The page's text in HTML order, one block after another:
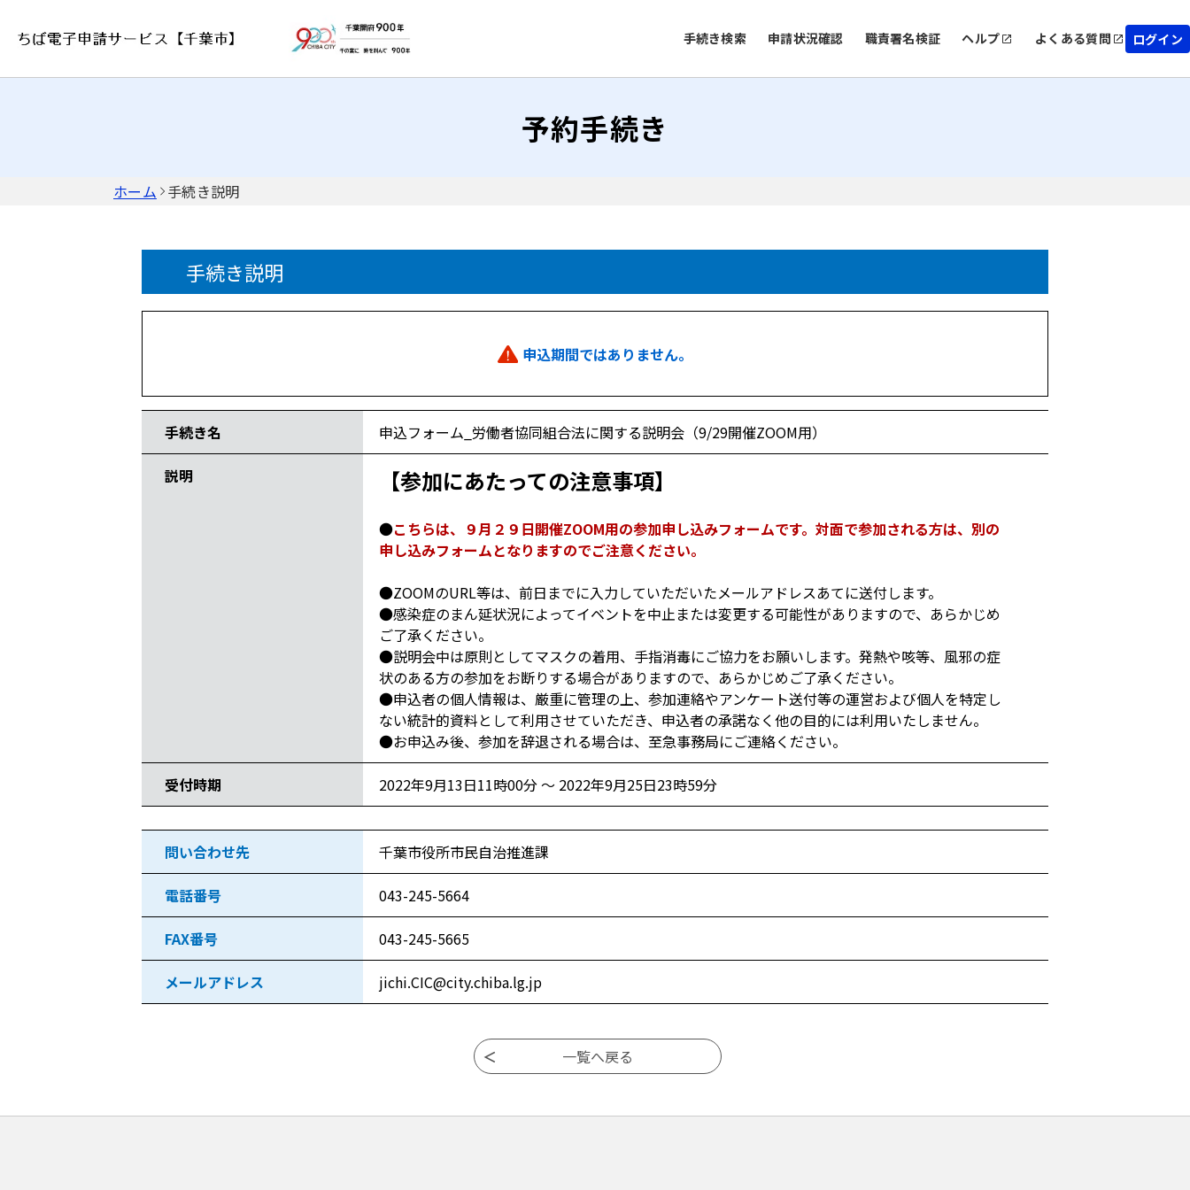
手続き検索 申請状況確認 職責署名検証 ヘルプ よくある質問 ログイン
予約手続き
ホーム 手続き説明
手続き説明
申込期間ではありません。
手続き名 申込フォーム_労働者協同組合法に関する説明会（9/29開催ZOOM用）
説明 【参加にあたっての注意事項】
●こちらは、９月２９日開催ZOOM用の参加申し込みフォームです。対面で参加される方は、別の
申し込みフォームとなりますのでご注意ください。
●ZOOMのURL等は、前日までに入力していただいたメールアドレスあてに送付します。
●感染症のまん延状況によってイベントを中止または変更する可能性がありますので、あらかじめ
ご了承ください。
●説明会中は原則としてマスクの着用、手指消毒にご協力をお願いします。発熱や咳等、風邪の症
状のある方の参加をお断りする場合がありますので、あらかじめご了承ください。
●申込者の個人情報は、厳重に管理の上、参加連絡やアンケート送付等の運営および個人を特定し
ない統計的資料として利用させていただき、申込者の承諾なく他の目的には利用いたしません。
●お申込み後、参加を辞退される場合は、至急事務局にご連絡ください。
受付時期 2022年9月13日11時00分 ～ 2022年9月25日23時59分
問い合わせ先 千葉市役所市民自治推進課
電話番号 043-245-5664
FAX番号 043-245-5665
メールアドレス jichi.CIC@city.chiba.lg.jp